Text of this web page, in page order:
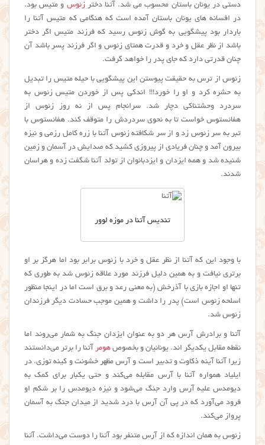
دستی در یونان باستان محسوب می شد. آتنا دخترزئوس و متیس بود.
در افسانه های یونان باستان آمده است که هنگامی که متیس آتنا را
باردار بود پیشگویی به گوش زئوس رسید که فرزند متیس اگر دختر
باشد از نظر عقل و خرد و قدرت همتای زئوس و اگر فرزند پسر باشد آن
چنان قدرتی دارد که جای پدر را خواهد گرفت.
زئوس از ترس به حقیقت پیوستن این پیشگویی با حیله متیس را تبدیل
به حشره کرد و او را خورد!!! اندکی پس از خوردن متیس زئوس به
سردرد وحشتناکی دچار شد. سرانجام پس از نه روز زئوس از
هفائستوس خواست تا به نحوی سردردش را متوقف کند. هفائستوس با
تبر به سر زئوس زد و از سر شکافته زئوس آتنا با زره کامل رزمی و نیزه
بیرون آمد و چنان فریادی از پیروزی کشید که صدایش در آسمان و زمین
شنیده شد و همه ایزدان و ایزدبانوان از تولد آتنا شگفت زده و هراسان
شدند.
تندیس آتنا در موزه لوور
با وجود این که آتنا از نظر عقل و خرد با زئوس برابر بود اما هرگز بر او
برتری نیافت و به همین دلیل فرزند مورد علاقه زئوس شد به طوری که
تنها او اجازه بازی با آذرخش (به معنی رعد و برق است اما در اینجا منظور
اسلحه زئوس است) پدر را داشت و همین موجب حسادت دیگر فرزندان
زئوس شد.
آتنا و برادرش آرس هر دو به عنوان ایزدان جنگ به شمار می‌روند اما
نقطه مقابل یکدیگر اند. یونانیان و بخصوص هومر آتنا را برتر می‌دانستند
زیرا آتنا آینه ذکاوت و تدبیر است و آرس مظهر خشونت و کینه توزی. در
ایلیاد همواره آتنا با آرس مقابله می‌کند و حتی یکبار برای کمک به
دیومدس علیه آرس وارد جنگ می‌شود و نیزه دیومدس را بر شکم او
فرود می‌آورد که در پی آن آرس با درد شدید از میدان جنگ به آسمان
پرواز می‌کند.
زئوس به همان اندازه که از آرس متنفر بود آتنا را دوست می‌داشت. آتنا